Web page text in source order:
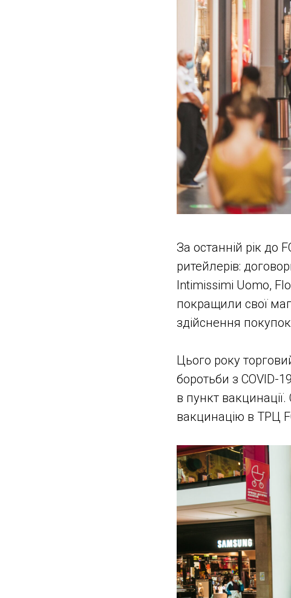
За останній рік до
ритейлерів:
Intimissimi Uomo,
покращили свої
здійснення
Цього року
боротьби з COVID-
в пункт
вакцинацію в ТРЦ